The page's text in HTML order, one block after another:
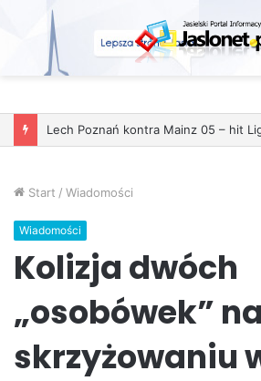
Start / Wiadomości
Wiadomości
Kolizja dwóch
„osobówek” na
skrzyżowaniu